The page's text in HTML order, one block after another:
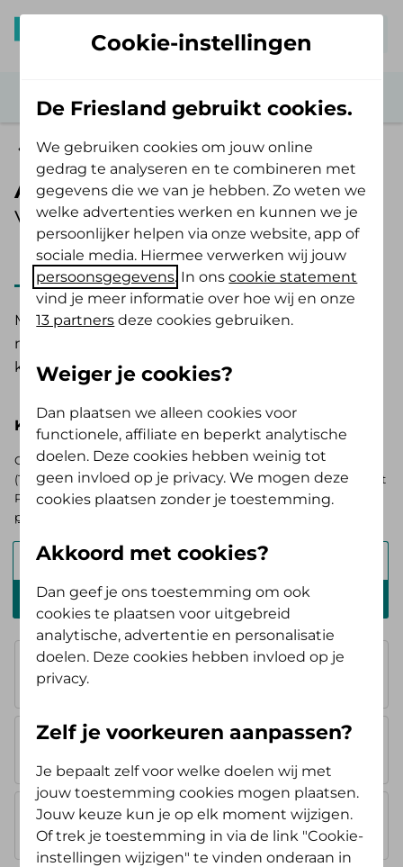
Zelf Bewust Polis
Ambulancevervoer
Vergoeding 2025
2025 2026
Moet je met spoed naar het ziekenhuis? Of moet je
naar het ziekenhuis voor een behandeling? Dan
kan dat met de ambulance.
Kies hieronder je basisverzekering
Op zoek naar de vergoedingen voor de AV (Tand) Opstap of AV
(Tand) Doorstap? Kies dan voor de basisverzekering Zelf Bewust
Polis. Ben je verzekerd bij ons? Log in enbekijk je persoonlijke
pakket
Alles Verzorgd Polis
Zelf Bewust Polis
Basisverzekering
100%
je betaalt eigen risico
AV Instap
geen extra vergoeding
AV Opstap
geen extra vergoeding
Cookie-instellingen
De Friesland gebruikt cookies.
We gebruiken cookies om jouw online
gedrag te analyseren en te combineren met
gegevens die we van je hebben. Zo weten we
welke advertenties werken en kunnen we je
persoonlijker helpen via onze website, app of
sociale media. Hiermee verwerken wij jouw
persoonsgegevens. In onscookie statement
vind je meer informatie over hoe wij en onze
13 partners deze cookies gebruiken.
Weiger je cookies?
Dan plaatsen we alleen cookies voor
functionele, affiliate en beperkt analytische
doelen. Deze cookies hebben weinig tot
geen invloed op je privacy. We mogen deze
cookies plaatsen zonder je toestemming.
Akkoord met cookies?
Dan geef je ons toestemming om ook
cookies te plaatsen voor uitgebreid
analytische, advertentie en personalisatie
doelen. Deze cookies hebben invloed op je
privacy.
Zelf je voorkeuren aanpassen?
Je bepaalt zelf voor welke doelen wij met
jouw toestemming cookies mogen plaatsen.
Jouw keuze kun je op elk moment wijzigen.
Of trek je toestemming in via de link "Cookie-
instellingen wijzigen" te vinden onderaan in